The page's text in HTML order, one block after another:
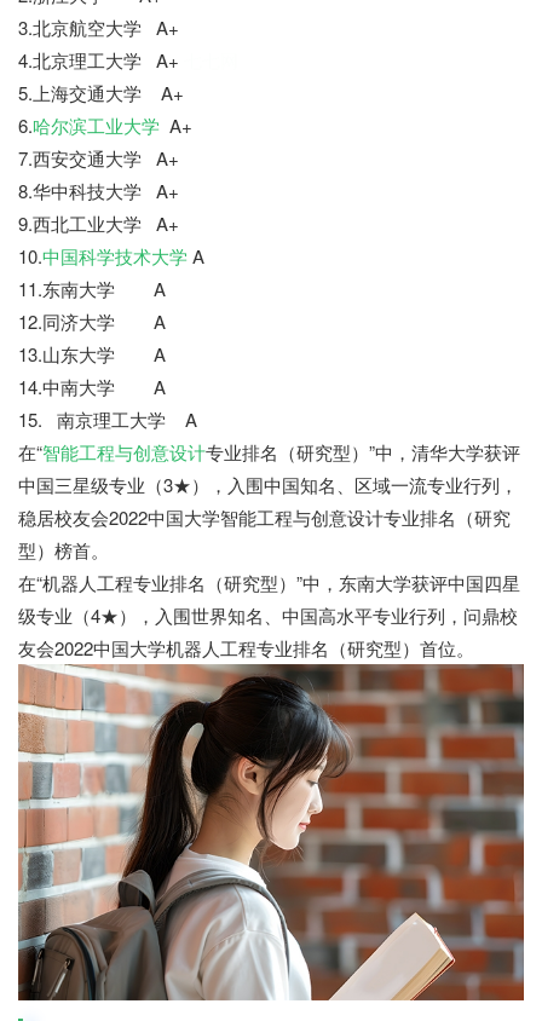
3.北京航空大学 A+
4.北京理工大学 A+
5.上海交通大学 A+
6.哈尔滨工业大学 A+
7.西安交通大学 A+
8.华中科技大学 A+
9.西北工业大学 A+
10.中国科学技术大学A
11.东南大学 A
12.同济大学 A
13.山东大学 A
14.中南大学 A
15. 南京理工大学 A
在“智能工程与创意设计专业排名（研究型）”中，清华大学获评
中国三星级专业（3★），入围中国知名、区域一流专业行列，
稳居校友会2022中国大学智能工程与创意设计专业排名（研究
型）榜首。
在“机器人工程专业排名（研究型）”中，东南大学获评中国四星
级专业（4★），入围世界知名、中国高水平专业行列，问鼎校
友会2022中国大学机器人工程专业排名（研究型）首位。